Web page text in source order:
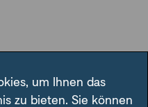
Immobilien könnten am
von manchen befürchtet.
um Ihnen das
zu bieten. Sie können